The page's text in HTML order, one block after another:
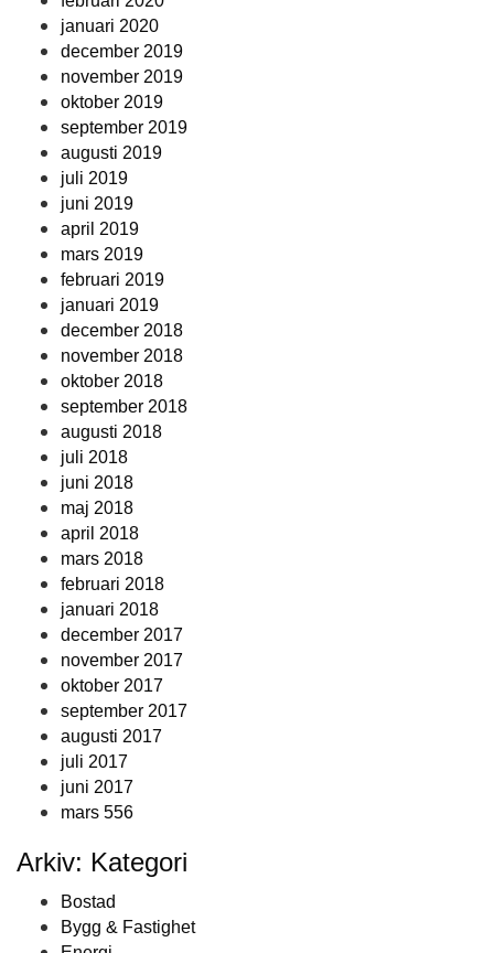
januari 2020
december 2019
november 2019
oktober 2019
september 2019
augusti 2019
juli 2019
juni 2019
april 2019
mars 2019
februari 2019
januari 2019
december 2018
november 2018
oktober 2018
september 2018
augusti 2018
juli 2018
juni 2018
maj 2018
april 2018
mars 2018
februari 2018
januari 2018
december 2017
november 2017
oktober 2017
september 2017
augusti 2017
juli 2017
juni 2017
mars 556
Arkiv: Kategori
Bostad
Bygg & Fastighet